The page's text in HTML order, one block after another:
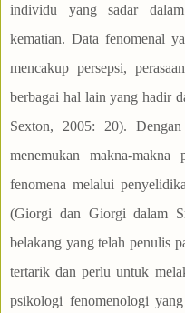
individu yang sadar
kematian. Data fenomenal
mencakup persepsi,
berbagai hal lain yang hadir
Sexton, 2005: 20).
menemukan makna-
fenomena melalui
(Giorgi dan Giorgi dalam
belakang yang telah penulis
tertarik dan perlu untuk
psikologi fenomenologi